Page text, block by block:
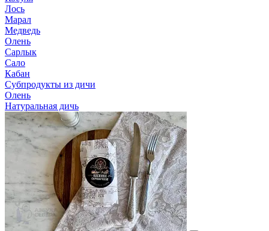
Лось
Марал
Медведь
Олень
Сарлык
Сало
Кабан
Субпродукты из дичи
Олень
Натуральная дичь